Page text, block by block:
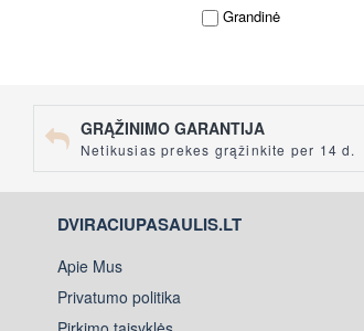
Grandinė
GRĄŽINIMO GARANTIJA
Netikusias prekes grąžinkite per 14 d.
DVIRACIUPASAULIS.LT
Apie Mus
Privatumo politika